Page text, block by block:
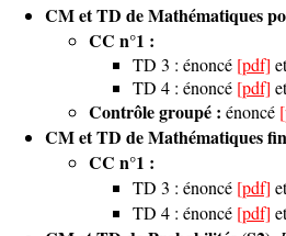
CM et TD de Mathématiques
CC n°1 :
TD 3 : énoncé [pdf]
TD 4 : énoncé [pdf]
Contrôle groupé : énoncé
CM et TD de Mathématiques
CC n°1 :
TD 3 : énoncé [pdf]
TD 4 : énoncé [pdf]